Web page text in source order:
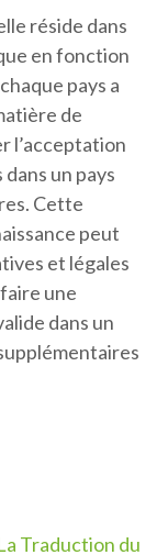
réside dans
en fonction
pays a
de
l’acceptation
un pays
Cette
peut
et légales
une
dans un
Traduction du